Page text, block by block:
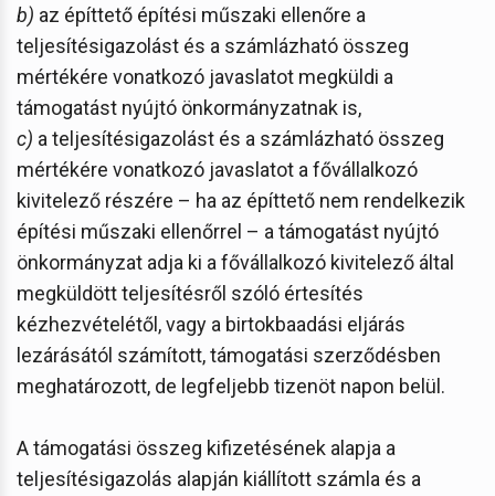
b) az építtető építési műszaki ellenőre a
teljesítésigazolást és a számlázható összeg
mértékére vonatkozó javaslatot megküldi a
támogatást nyújtó önkormányzatnak is,
c) a teljesítésigazolást és a számlázható összeg
mértékére vonatkozó javaslatot a fővállalkozó
kivitelező részére – ha az építtető nem rendelkezik
építési műszaki ellenőrrel – a támogatást nyújtó
önkormányzat adja ki a fővállalkozó kivitelező által
megküldött teljesítésről szóló értesítés
kézhezvételétől, vagy a birtokbaadási eljárás
lezárásától számított, támogatási szerződésben
meghatározott, de legfeljebb tizenöt napon belül.
A támogatási összeg kifizetésének alapja a
teljesítésigazolás alapján kiállított számla és a